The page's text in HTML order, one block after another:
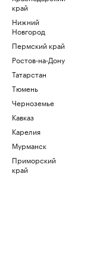
край
Нижний
Новгород
Пермский край
Ростов-на-Дону
Татарстан
Тюмень
Черноземье
Кавказ
Карелия
Мурманск
Приморский
край